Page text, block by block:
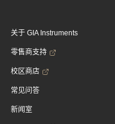
关于 GIA Instruments
零售商支持
校区商店
常见问答
新闻室